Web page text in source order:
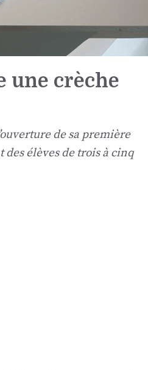
une crèche
de sa première
élèves de trois à cinq